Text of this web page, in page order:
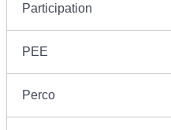
Participation
PEE
Perco